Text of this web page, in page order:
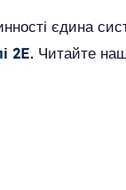
єдина
2E. Читайте